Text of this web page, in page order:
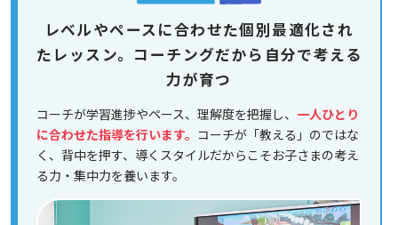
レベルやペースに合わせた個別最適化され
たレッスン。コーチングだから自分で考える
力が育つ
コーチが学習進捗やペース、理解度を把握し、 一人ひとり
に合わせた指導を行います。 コーチが「教える」のではな
く、背中を押す、導くスタイルだからこそお子さまの考え
る力・集中力を養います。